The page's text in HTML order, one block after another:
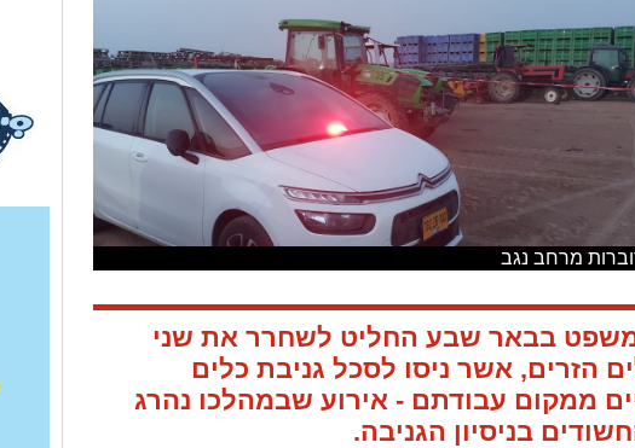
מרחב נגב
בבאר שבע החליט לשחרר את שני
הזרים, אשר ניסו לסכל גניבת כלים
ממקום עבודתם - אירוע שבמהלכו נהרג
בניסיון הגניבה.